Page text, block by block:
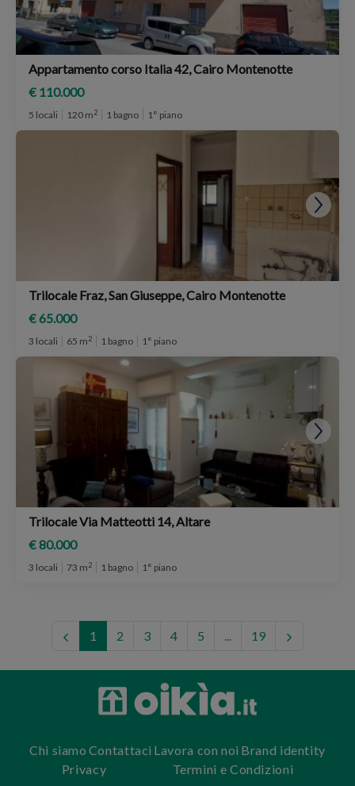
Appartamento corso Italia 42, Cairo Montenotte
€ 110.000
5 locali 120 m2 1 bagno 1° piano
Trilocale Fraz, San Giuseppe, Cairo Montenotte
€ 65.000
3 locali 65 m2 1 bagno 1° piano
Trilocale Via Matteotti 14, Altare
€ 80.000
3 locali 73 m2 1 bagno 1° piano
1 2 3 4 5 ... 19
Chi siamo Contattaci Lavora con noi Brand identity
Privacy
Termini e Condizioni